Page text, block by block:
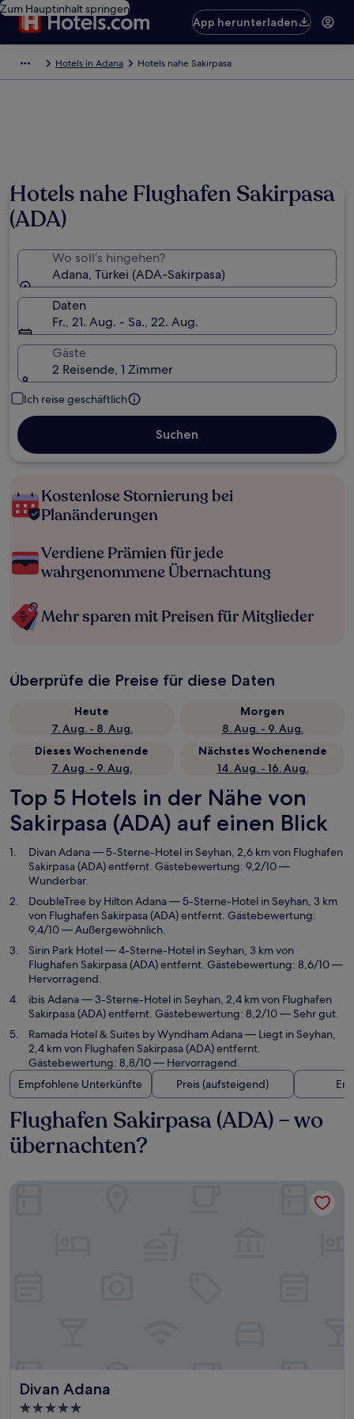
Zum Hauptinhalt springen
App herunterladen
Hotels in Adana Hotels nahe Sakirpasa
Hotels nahe Flughafen Sakirpasa
(ADA)
Wo soll’s hingehen?
Adana, Türkei (ADA-Sakirpasa)
Daten
Fr., 21. Aug. - Sa., 22. Aug.
Gäste
2 Reisende, 1 Zimmer
Ich reise geschäftlich
Suchen
Kostenlose Stornierung bei
Planänderungen
Verdiene Prämien für jede
wahrgenommene Übernachtung
Mehr sparen mit Preisen für Mitglieder
Überprüfe die Preise für diese Daten
Heute
7. Aug. - 8. Aug.
Morgen
8. Aug. - 9. Aug.
Dieses Wochenende
7. Aug. - 9. Aug.
Nächstes Wochenende
14. Aug. - 16. Aug.
Top 5 Hotels in der Nähe von
Sakirpasa (ADA) auf einen Blick
Divan Adana— 5-Sterne-Hotel in Seyhan, 2,6 km von Flughafen
Sakirpasa (ADA) entfernt. Gästebewertung: 9,2/10 —
Wunderbar.
DoubleTree by Hilton Adana— 5-Sterne-Hotel in Seyhan, 3 km
von Flughafen Sakirpasa (ADA) entfernt. Gästebewertung:
9,4/10 — Außergewöhnlich.
Sirin Park Hotel— 4-Sterne-Hotel in Seyhan, 3 km von
Flughafen Sakirpasa (ADA) entfernt. Gästebewertung: 8,6/10 —
Hervorragend.
ibis Adana— 3-Sterne-Hotel in Seyhan, 2,4 km von Flughafen
Sakirpasa (ADA) entfernt. Gästebewertung: 8,2/10 — Sehr gut.
Ramada Hotel & Suites by Wyndham Adana— Liegt in Seyhan,
2,4 km von Flughafen Sakirpasa (ADA) entfernt.
Gästebewertung: 8,8/10 — Hervorragend.
Empfohlene Unterkünfte
Preis (aufsteigend)
Flughafen Sakirpasa (ADA) – wo
übernachten?
Divan Adana
Divan Adana
5.0-